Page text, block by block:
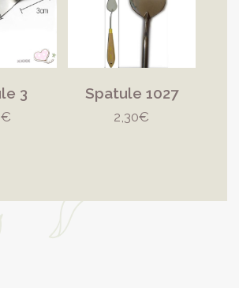
3
€
Spatule 1027
2,30€